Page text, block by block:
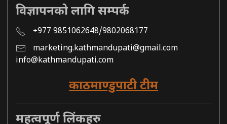
विज्ञापनको लागि सम्पर्क
+977 9851062648/9802068177
marketing.kathmandupati@gmail.com
info@kathmandupati.com
काठमाण्डुपाटी टीम
महत्वपूर्ण लिंकहरु